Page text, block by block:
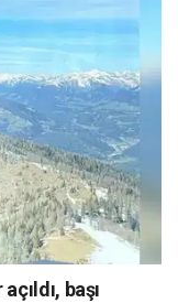
başı